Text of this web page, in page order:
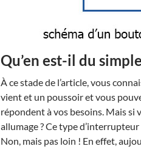
Qu’en est-il du
À ce stade de l’article, vous
vient et un poussoir et vous
répondent à vos besoins. Mais
allumage ? Ce type
Non, mais pas loin ! En effet,